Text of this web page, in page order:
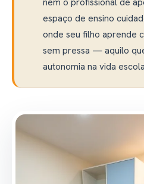
espaço de ensino
onde seu filho aprende
sem pressa — aquilo
autonomia na vida